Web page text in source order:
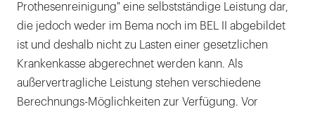
Prothesenreinigung" eine selbstständige Leistung dar,
die jedoch weder im Bema noch im BEL II abgebildet
ist und deshalb nicht zu Lasten einer gesetzlichen
Krankenkasse abgerechnet werden kann. Als
außervertragliche Leistung stehen verschiedene
Berechnungs-Möglichkeiten zur Verfügung. Vor